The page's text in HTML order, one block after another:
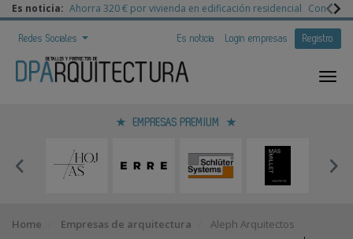
Es noticia: Ahorra 320 € por vivienda en edificación residencial
Redes Sociales Es noticia Login empresas Registro
EMPRESAS PREMIUM
Home Empresas de arquitectura Aleph Arquitectos